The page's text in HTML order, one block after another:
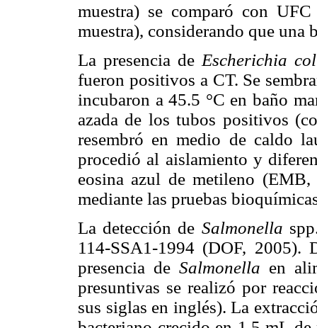
muestra) se comparó con
muestra), considerando que una
La presencia de Escherichia
fueron positivos a CT. Se
incubaron a 45.5 °C en baño
azada de los tubos positivos
resembró en medio de caldo
procedió al aislamiento y
eosina azul de metileno
mediante las pruebas
La detección de Salmonella
114-SSA1-1994 (DOF,
presencia deSalmonella en
presuntivas se realizó por
sus siglas en inglés). La